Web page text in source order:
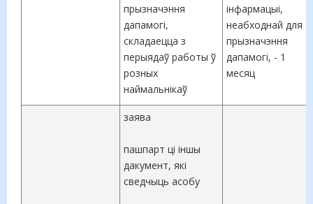
прызначэння
дапамогі,
складаецца з
перыядаў работы ў
розных
наймальнікаў
інфармацыі,
неабходнай для
прызначэння
дапамогі, - 1
месяц
заява
пашпарт ці іншы
дакумент, які
сведчыць асобу